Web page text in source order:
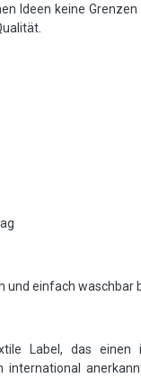
Ideen keine
einfach waschbar
Label, das einen